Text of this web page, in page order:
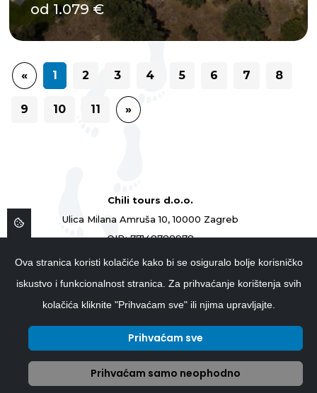
od 1.079 €
« 1 2 3 4 5 6 7 8
9 10 11 »
Chili tours d.o.o.
Ulica Milana Amruša 10, 10000 Zagreb
OIB: 77148788978
ID: 77148788978
Copyright © 2026 ChiliTours.hr
Ova stranica koristi kolačiće kako bi se osiguralo bolje korisničko
iskustvo i funkcionalnost stranica. Za prihvaćanje korištenja svih
kolačića kliknite "Prihvaćam sve" ili njima upravljajte.
Prihvaćam sve
Prihvaćam samo neophodno